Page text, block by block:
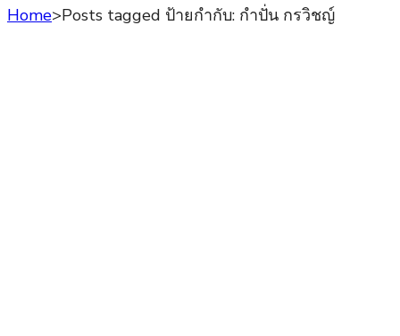
Home>Posts tagged ป้ายกำกับ: กำปั่น กรวิชญ์